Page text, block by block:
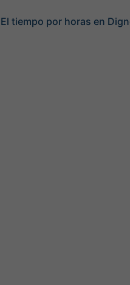
El tiempo por horas en